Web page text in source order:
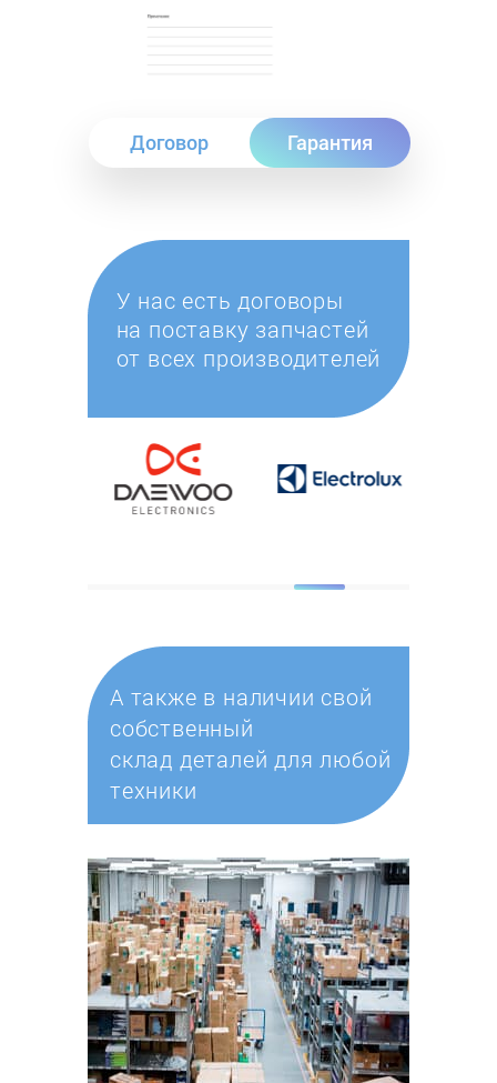
Договор Гарантия
У нас есть договоры
на поставку запчастей
от всех производителей
А также в наличии свой
собственный
склад деталей для любой
техники